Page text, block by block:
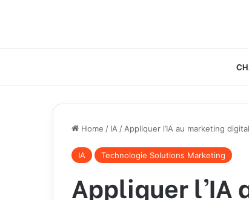
Home / IA / Appliquer l’IA au marketing
IA Technologie Solutions Marketing
Appliquer